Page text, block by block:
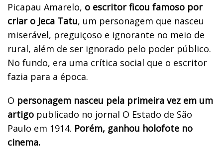
Picapau Amarelo, o escritor ficou famoso por
criar o Jeca Tatu, um personagem que nasceu
miserável, preguiçoso e ignorante no meio de
rural, além de ser ignorado pelo poder público.
No fundo, era uma crítica social que o escritor
fazia para a época.
O personagem nasceu pela primeira vez em um
artigo publicado no jornal O Estado de São
Paulo em 1914. Porém, ganhou holofote no
cinema.